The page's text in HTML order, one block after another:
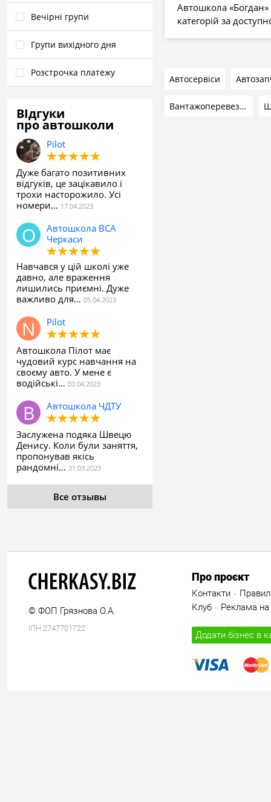
Вечірні групи
Групи вихідного дня
Розстрочка платежу
ВІдгуки
про автошколи
Pilot
Дуже багато позитивних
відгуків, це зацікавило і
трохи насторожило. Усі
номери…
Автошкола ВСА
Черкаси
Навчався у цій школі уже
давно, але враження
лишились приємні. Дуже
важливо для…
Pilot
Автошкола Пілот має
чудовий курс навчання на
своєму авто. У мене є
водійські…
Автошкола ЧДТУ
Заслужена подяка Швецю
Денису. Коли були заняття,
пропонував якісь
рандомні…
Все отзывы
Автошкола «Богдан»
категорій за
Автосервіси
Вантажоперевезення
© ФОП Грязнова О.А.
ІПН 2747701722
Про проєкт
Контакти
Клуб
Реклама на
Додати бізнес в